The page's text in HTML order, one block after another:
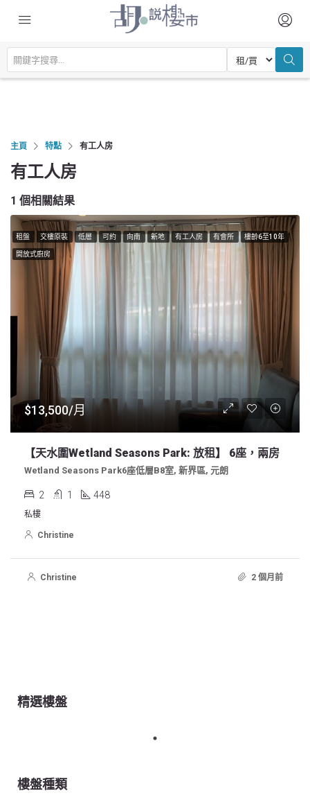
主頁 特點 有工人房
有工人房
1 個相關結果
租盤 交樓原裝 低層 可約 向南 新地 有工人房 有會所 樓齡6至10年
開放式廚房
$13,500/月
【天水圍Wetland Seasons Park: 放租】 6座，兩房
Wetland Seasons Park6座低層B8室, 新界區, 元朗
2 1 448
私樓
Christine
Christine 2 個月前
精選樓盤
樓盤種類